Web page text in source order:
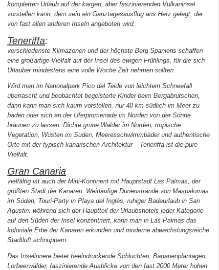
kompletten Urlaub auf der kargen, aber faszinierenden Vulkaninsel
vorstellen kann, dem sein ein Ganztagesausflug ans Herz gelegt, der
von fast allen anderen Inseln angeboten wird.
Teneriffa:
verschiedenste Klimazonen und der höchste Berg Spaniens schaffen
eine großartige Vielfalt auf der Insel des ewigen Frühlings, für die sich
Urlauber mindestens eine volle Woche Zeit nehmen sollten.
Wird man im Nationalpark Pico del Teide von leichtem Schneefall
überrascht und beobachtet begeisterte Kinder beim Bergabrutschen,
dann kann man sich kaum vorstellen, nur 40 km südlich im Meer zu
baden oder sich an der Uferpromenade im Norden von der Sonne
bräunen zu lassen. Dichte grüne Wälder im Norden, tropische
Vegetation, Wüsten im Süden, Meeresschwimmbäder und authentische
Orte mit der typisch kanarischen Architektur – Teneriffa ist die pure
Vielfalt.
Gran Canaria
vielfältig ist auch der Mini-Kontinent mit Hauptstadt Las Palmas, der
größten Stadt der Kanaren. Weitläufige Dünenstrände von Maspalomas
im Süden, Touri-Party in Playa del Inglés, ruhiger Badeurlaub in San
Agustin: während sich der Hauptteil der Urlaubshotels jeder Kategorie
auf den Süden der Insel konzentriert, kann man in Las Palmas das
koloniale Erbe der Kanaren erkunden und moderne abwechslungsreiche
Stadtluft schnuppern.
Das Inselinnere bietet beeindruckende Schluchten, Bananenplantagen,
Lorbeerwälder, faszinierende Ausblicke von den fast 2000 Meter hohen